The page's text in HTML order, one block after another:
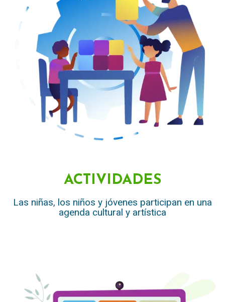
ACTIVIDADES
Las niñas, los niños y jóvenes participan en una
agenda cultural y artística